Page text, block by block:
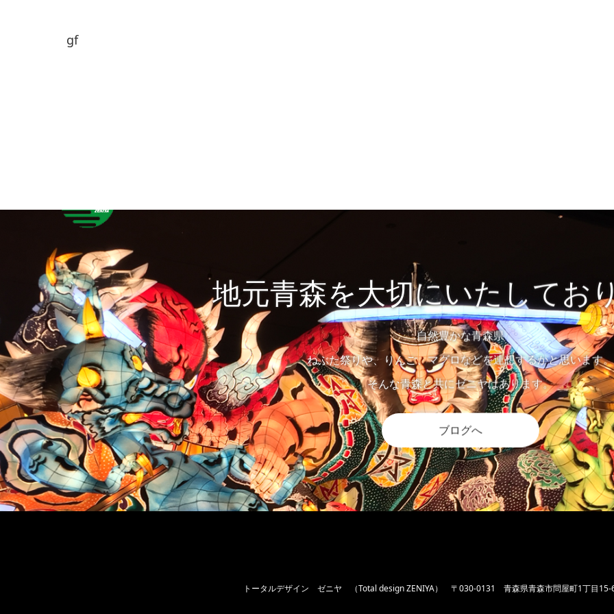
gf
地元青森を大切にいたしてお
自然豊かな青森県
ねぶた祭りや、りんご、マグロなどを連想するかと思います。
そんな青森と共にゼニヤはあります。
ブログへ
トータルデザイン ゼニヤ （Total design ZENIYA） 〒030-0131 青森県青森市問屋町1丁目15-